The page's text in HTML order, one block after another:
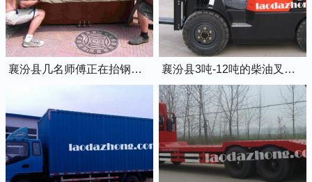
襄汾县几名师傅正在抬钢琴上楼 襄汾县3吨-12吨的柴油叉车出租